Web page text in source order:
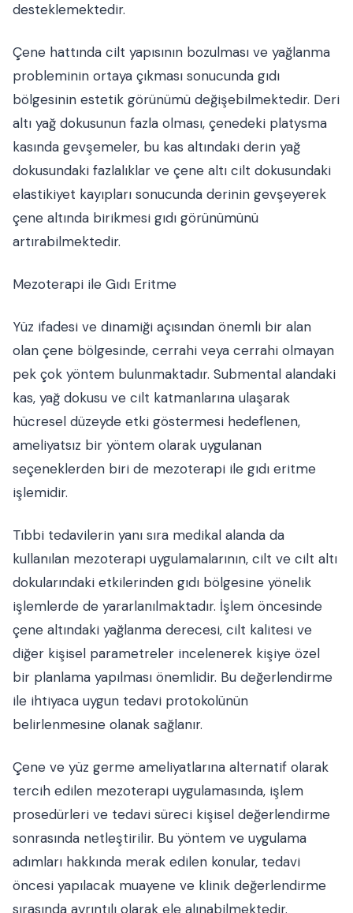
desteklemektedir.
Çene hattında cilt yapısının bozulması ve yağlanma
probleminin ortaya çıkması sonucunda gıdı
bölgesinin estetik görünümü değişebilmektedir. Deri
altı yağ dokusunun fazla olması, çenedeki platysma
kasında gevşemeler, bu kas altındaki derin yağ
dokusundaki fazlalıklar ve çene altı cilt dokusundaki
elastikiyet kayıpları sonucunda derinin gevşeyerek
çene altında birikmesi gıdı görünümünü
artırabilmektedir.
Mezoterapi ile Gıdı Eritme
Yüz ifadesi ve dinamiği açısından önemli bir alan
olan çene bölgesinde, cerrahi veya cerrahi olmayan
pek çok yöntem bulunmaktadır. Submental alandaki
kas, yağ dokusu ve cilt katmanlarına ulaşarak
hücresel düzeyde etki göstermesi hedeflenen,
ameliyatsız bir yöntem olarak uygulanan
seçeneklerden biri de mezoterapi ile gıdı eritme
işlemidir.
Tıbbi tedavilerin yanı sıra medikal alanda da
kullanılan mezoterapi uygulamalarının, cilt ve cilt altı
dokularındaki etkilerinden gıdı bölgesine yönelik
işlemlerde de yararlanılmaktadır. İşlem öncesinde
çene altındaki yağlanma derecesi, cilt kalitesi ve
diğer kişisel parametreler incelenerek kişiye özel
bir planlama yapılması önemlidir. Bu değerlendirme
ile ihtiyaca uygun tedavi protokolünün
belirlenmesine olanak sağlanır.
Çene ve yüz germe ameliyatlarına alternatif olarak
tercih edilen mezoterapi uygulamasında, işlem
prosedürleri ve tedavi süreci kişisel değerlendirme
sonrasında netleştirilir. Bu yöntem ve uygulama
adımları hakkında merak edilen konular, tedavi
öncesi yapılacak muayene ve klinik değerlendirme
sırasında ayrıntılı olarak ele alınabilmektedir.